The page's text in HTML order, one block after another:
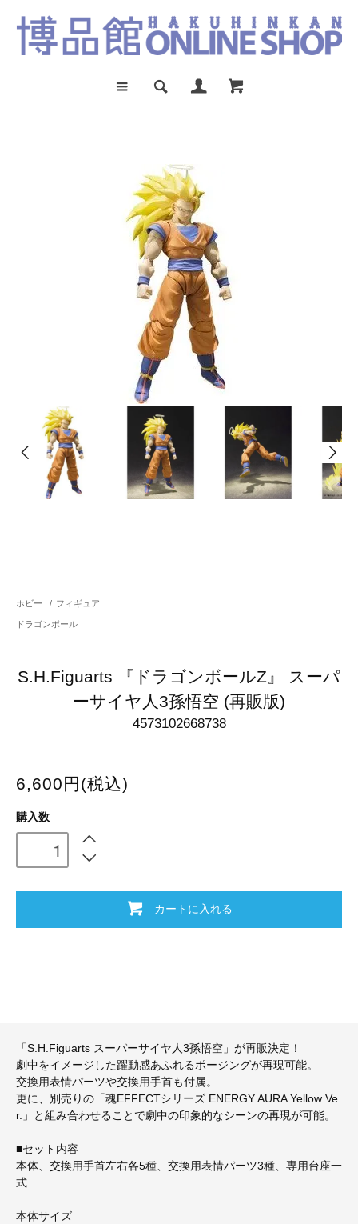
ホビー / フィギュア
ドラゴンボール
S.H.Figuarts 『ドラゴンボールZ』 スーパ
ーサイヤ人3孫悟空 (再販版)
4573102668738
6,600円(税込)
購入数
カートに入れる
「S.H.Figuarts スーパーサイヤ人3孫悟空」が再販決定！
劇中をイメージした躍動感あふれるポージングが再現可能。
交換用表情パーツや交換用手首も付属。
更に、別売りの「魂EFFECTシリーズ ENERGY AURA Yellow Ve
r.」と組み合わせることで劇中の印象的なシーンの再現が可能。
■セット内容
本体、交換用手首左右各5種、交換用表情パーツ3種、専用台座一
式
本体サイズ